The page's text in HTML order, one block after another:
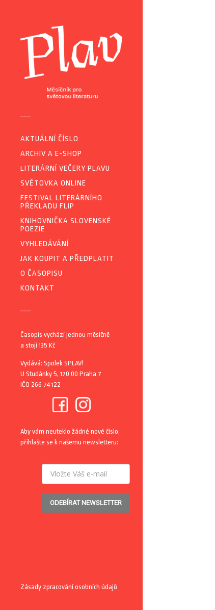
AKTUÁLNÍ ČÍSLO
ARCHIV A E-SHOP
LITERÁRNÍ VEČERY PLAVU
SVĚTOVKA ONLINE
FESTIVAL LITERÁRNÍHO
PŘEKLADU FLIP
KNIHOVNIČKA SLOVENSKÉ
POEZIE
VYHLEDÁVÁNÍ
JAK KOUPIT A PŘEDPLATIT
O ČASOPISU
KONTAKT
Časopis vychází jednou měsíčně
a stojí 135 Kč
Vydává: Spolek SPLAV!
U Studánky 5, 170 00 Praha 7
IČO 266 74 122
Aby vám neuteklo žádné nové číslo,
přihlašte se k našemu newsletteru:
ODEBÍRAT NEWSLETTER
Zásady zpracování osobních údajů